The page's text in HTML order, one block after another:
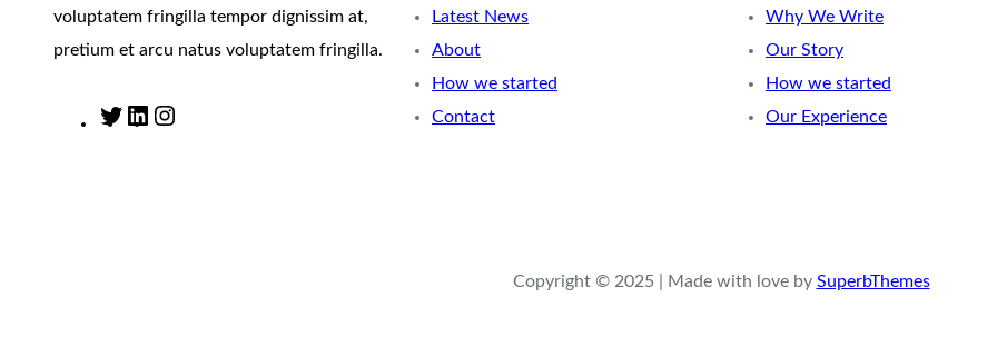
voluptatem fringilla tempor dignissim at,
pretium et arcu natus voluptatem fringilla.
T
L
Latest News
About
How we started
Contact
Why We Write
Our Story
How we started
Our Experience
Copyright © 2025 | Made with love by SuperbThemes